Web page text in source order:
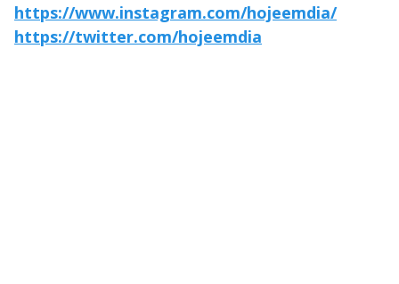
https://www.instagram.com/hojeemdia/
https://twitter.com/hojeemdia